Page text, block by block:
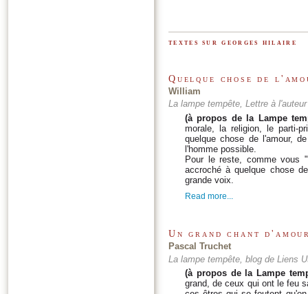
textes sur georges hilaire
Quelque chose de
William
La lampe tempête, Lettre à
(à propos de la Lampe
morale, la religion, le parti-
quelque chose de l'amour,
l'homme possible.
Pour le reste, comme vous
accroché à quelque chose
grande voix.
Read more...
Un grand chant
Pascal Truchet
La lampe tempête, blog de Liens
(à propos de la Lampe
grand, de ceux qui ont le feu